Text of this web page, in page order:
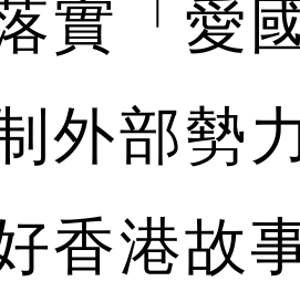
實「愛
外部勢
香港故